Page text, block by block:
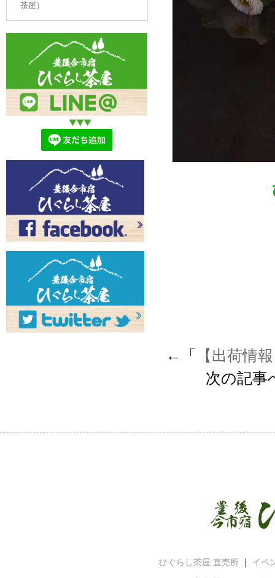
←「
【出荷情
次の記事
茶屋）
ひぐらし茶屋 直売所 ｜ イベ